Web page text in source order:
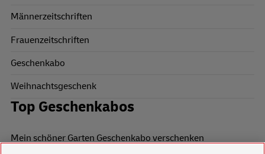
Männerzeitschriften
Frauenzeitschriften
Geschenkabo
Weihnachtsgeschenk
Top Geschenkabos
Mein schöner Garten Geschenkabo verschenken